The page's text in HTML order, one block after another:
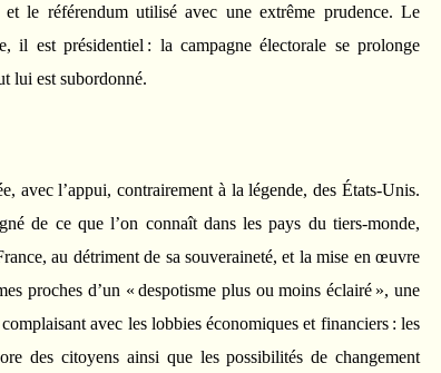
le référendum utilisé avec une extrême prudence. Le
il est présidentiel : la campagne électorale se prolonge
lui est subordonné.
avec l’appui, contrairement à la légende, des États-Unis.
de ce que l’on connaît dans les pays du tiers-monde,
au détriment de sa souveraineté, et la mise en œuvre
proches d’un « despotisme plus ou moins éclairé », une
avec les lobbies économiques et financiers : les
des citoyens ainsi que les possibilités de changement